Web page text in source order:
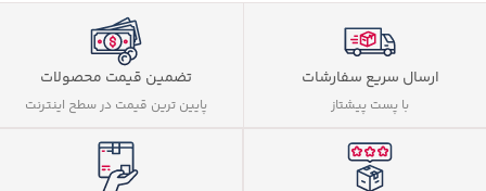
ارسال سریع سفارشات
با پست پیشتاز
تضمین قیمت محصولات
پایین ترین قیمت در سطح اینترنت